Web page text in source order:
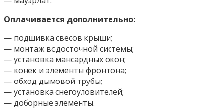
Оплачивается дополнительно:
— подшивка свесов крыши;
— монтаж водосточной системы;
— установка мансардных окон;
— конек и элементы фронтона;
— обход дымовой трубы;
— установка снегоуловителей;
— доборные элементы.